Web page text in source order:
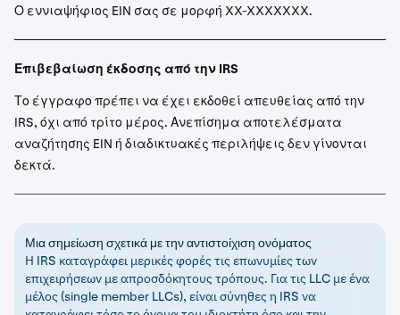
Ο εννιαψήφιος EIN σας σε μορφή XX-XXXXXXX.
Επιβεβαίωση έκδοσης από την IRS
Το έγγραφο πρέπει να έχει εκδοθεί απευθείας από την
IRS, όχι από τρίτο μέρος. Ανεπίσημα αποτελέσματα
αναζήτησης EIN ή διαδικτυακές περιλήψεις δεν γίνονται
δεκτά.
Μια σημείωση σχετικά με την αντιστοίχιση ονόματος
Η IRS καταγράφει μερικές φορές τις επωνυμίες των
επιχειρήσεων με απροσδόκητους τρόπους. Για τις LLC με ένα
μέλος (single member LLCs), είναι σύνηθες η IRS να